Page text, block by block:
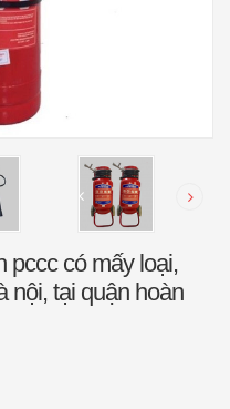
pccc có mấy loại,
nội, tại quận hoàn